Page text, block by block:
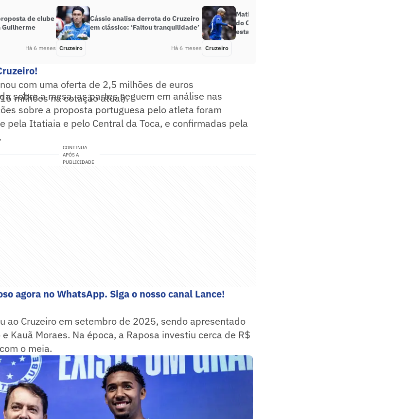
de clube
Guilherme
Há 6 meses
Cássio analisa derrota do Cruzeiro
em clássico: ‘Faltou tranquilidade’
Cruzeiro Há 6 meses
Matheus Pereira lamenta derrota
do Cruzeiro em clássico: ‘Jogo
estava na nossa mão’
Cruzeiro
com uma oferta de 2,5 milhões de euros
milhões na cotação atual).
sobre a mesa, as partes seguem em análise nas
sobre a proposta portuguesa pelo atleta foram
pela Itatiaia e pelo Central da Toca, e confirmadas pela
.
CONTINUA
APÓS A
PUBLICIDADE
agora no WhatsApp. Siga o nosso canal Lance!
ao Cruzeiro em setembro de 2025, sendo apresentado
Kauã Moraes. Na época, a Raposa investiu cerca de R$
o meia.